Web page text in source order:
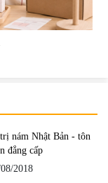
nám Nhật Bản - tôn
đẳng cấp
2018